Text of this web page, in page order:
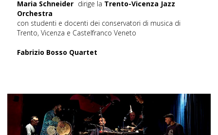
Maria Schneider dirige la Trento-Vicenza Jazz
Orchestra
con studenti e docenti dei conservatori di musica di
Trento, Vicenza e Castelfranco Veneto
Fabrizio Bosso Quartet